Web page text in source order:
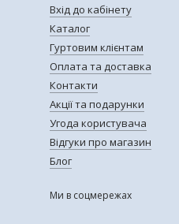
Вхід до кабінету
Каталог
Гуртовим клієнтам
Оплата та доставка
Контакти
Акції та подарунки
Угода користувача
Відгуки про магазин
Блог
Ми в соцмережах